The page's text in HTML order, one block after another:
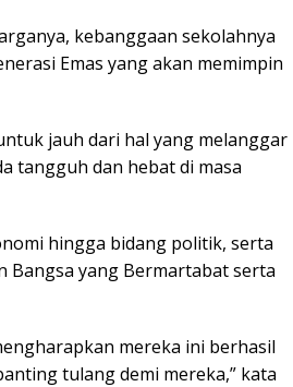
kebanggaan sekolahnya
Emas yang akan memimpin
jauh dari hal yang melanggar
tangguh dan hebat di masa
hingga bidang politik, serta
Bangsa yang Bermartabat serta
mereka ini berhasil
tulang demi mereka,” kata